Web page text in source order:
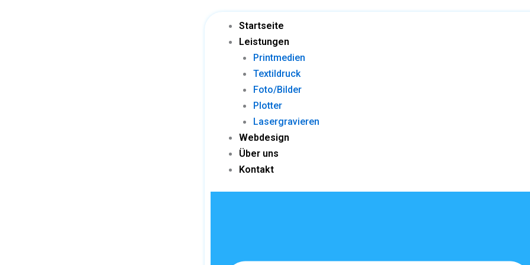
Startseite
Leistungen
Printmedien
Textildruck
Foto/Bilder
Plotter
Lasergravieren
Webdesign
Über uns
Kontakt